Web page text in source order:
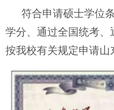
符合申请硕士学位
学分、通过全国统考
按我校有关规定申请山